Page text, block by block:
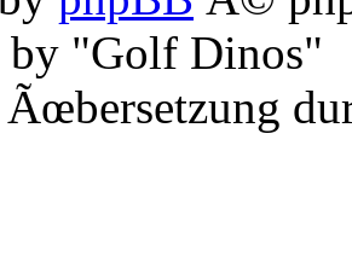
by "Golf Dinos"
Ãœbersetzung